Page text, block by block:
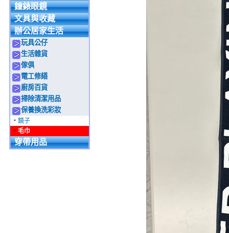
鐘錶眼鏡
文具與收藏
辦公居家生活
玩具公仔
生活雜貨
傢俱
電工修繕
廚房百貨
掃除清潔用品
保養換洗彩妝
‧ 鏡子
‧ 毛巾
穿帶用品